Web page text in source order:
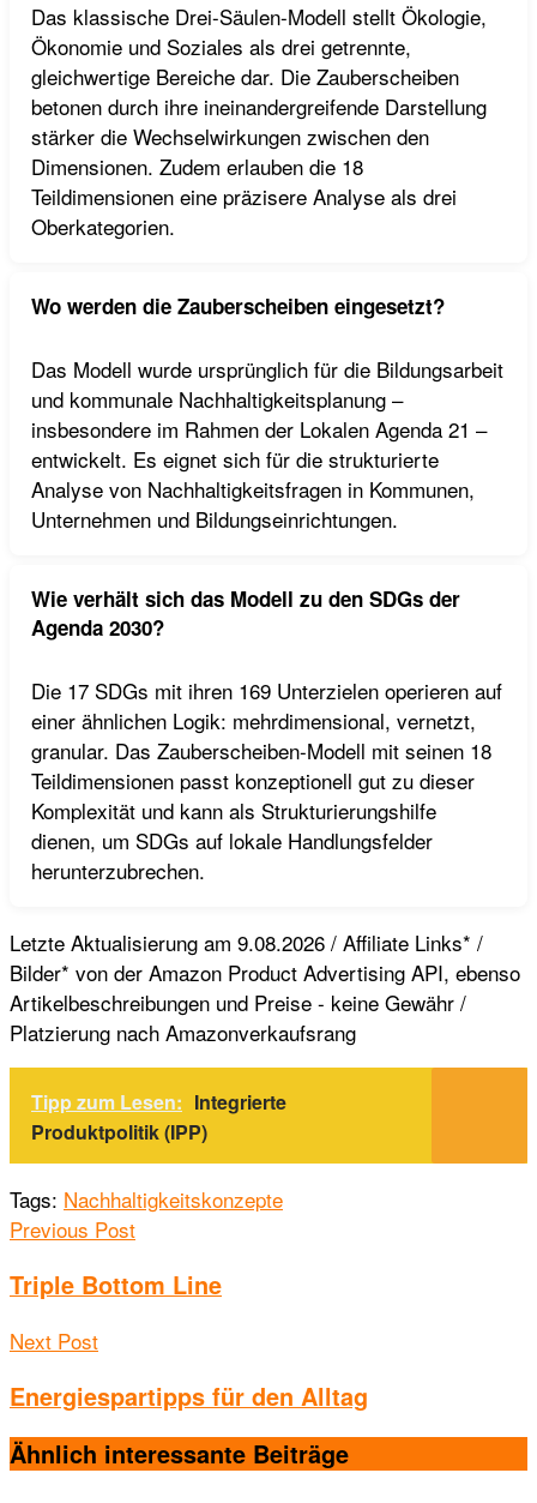
Das klassische Drei-Säulen-Modell stellt Ökologie,
Ökonomie und Soziales als drei getrennte,
gleichwertige Bereiche dar. Die Zauberscheiben
betonen durch ihre ineinandergreifende Darstellung
stärker die Wechselwirkungen zwischen den
Dimensionen. Zudem erlauben die 18
Teildimensionen eine präzisere Analyse als drei
Oberkategorien.
Wo werden die Zauberscheiben eingesetzt?
Das Modell wurde ursprünglich für die Bildungsarbeit
und kommunale Nachhaltigkeitsplanung –
insbesondere im Rahmen der Lokalen Agenda 21 –
entwickelt. Es eignet sich für die strukturierte
Analyse von Nachhaltigkeitsfragen in Kommunen,
Unternehmen und Bildungseinrichtungen.
Wie verhält sich das Modell zu den SDGs der
Agenda 2030?
Die 17 SDGs mit ihren 169 Unterzielen operieren auf
einer ähnlichen Logik: mehrdimensional, vernetzt,
granular. Das Zauberscheiben-Modell mit seinen 18
Teildimensionen passt konzeptionell gut zu dieser
Komplexität und kann als Strukturierungshilfe
dienen, um SDGs auf lokale Handlungsfelder
herunterzubrechen.
Letzte Aktualisierung am 9.08.2026 / Affiliate Links* /
Bilder* von der Amazon Product Advertising API, ebenso
Artikelbeschreibungen und Preise - keine Gewähr /
Platzierung nach Amazonverkaufsrang
Tipp zum Lesen: Integrierte
Produktpolitik (IPP)
Tags: Nachhaltigkeitskonzepte
Previous Post
Triple Bottom Line
Next Post
Energiespartipps für den Alltag
Ähnlich interessante Beiträge